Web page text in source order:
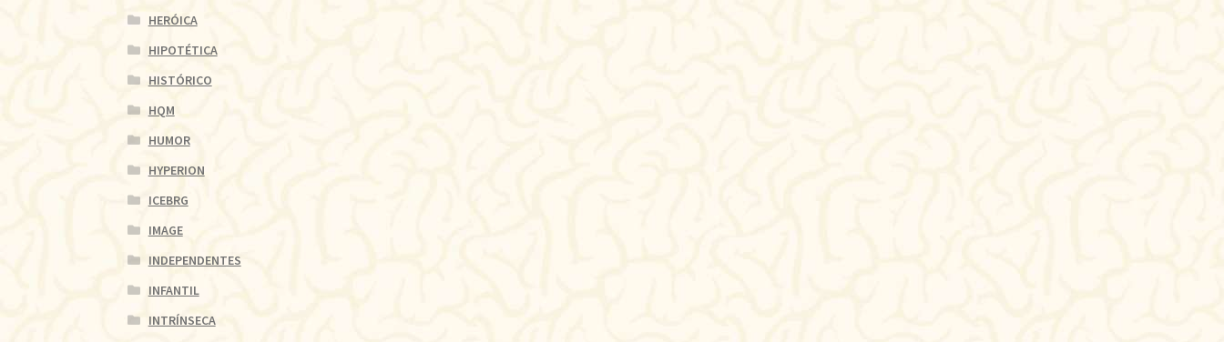
HERÓICA
HIPOTÉTICA
HISTÓRICO
HQM
HUMOR
HYPERION
ICEBRG
IMAGE
INDEPENDENTES
INFANTIL
INTRÍNSECA